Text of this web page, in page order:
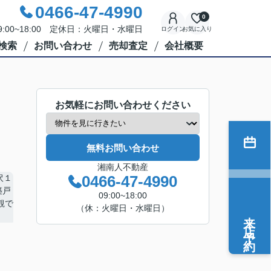
0466-47-4990
定休日：火曜日・水曜日 ログインお気に入り
0
索 お問い合わせ 売却査定 会社概要
お気軽にお問い合わせください
無料お問い合わせ
湘南人不動産
0466-47-4990
09:00~18:00
（休：火曜日・水曜日）
来店予約